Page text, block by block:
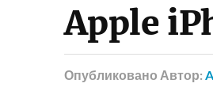
Apple
Опубликовано Автор: